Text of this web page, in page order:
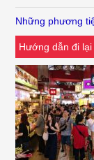
Những phương
Hướng dẫn đi